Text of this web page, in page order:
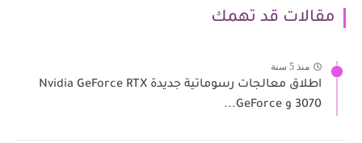
مقالات قد تهمك
منذ 5 سنة
اطلاق معالجات رسوماتية جديدة Nvidia GeForce RTX
3070 و GeForce...